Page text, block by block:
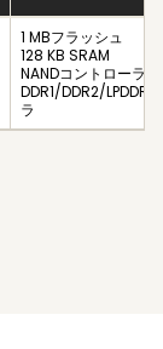
1 MBフラッシュ
128 KB SRAM
NANDコントローラ
DDR1/DDR2/LPDDR1
ラ